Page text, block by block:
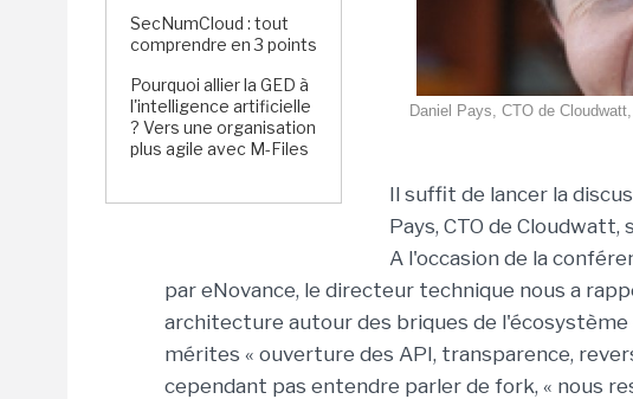
SecNumCloud : tout
comprendre en 3 points
Pourquoi allier la GED à
l'intelligence artificielle
? Vers une organisation
plus agile avec M-Files
Daniel Pays, CTO de
Il suffit de lancer la
Pays, CTO de
A l'occasion de la
par eNovance, le directeur technique nous a
architecture autour des briques de l'écosystème
mérites « ouverture des API, transparence,
cependant pas entendre parler de fork, « nous